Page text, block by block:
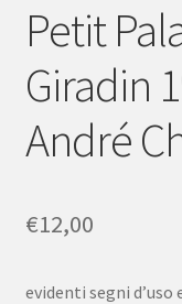
Petit
Giradin
André
€12,00
evidenti segni